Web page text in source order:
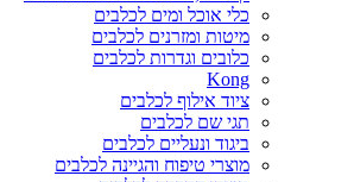
כלי אוכל ומים לכלבים
מיטות ומזרנים לכלבים
כלובים וגדרות לכלבים
Kong
ציוד אילוף לכלבים
תגי שם לכלבים
ביגוד ונעליים לכלבים
מוצרי טיפוח והגיינה לכלבים